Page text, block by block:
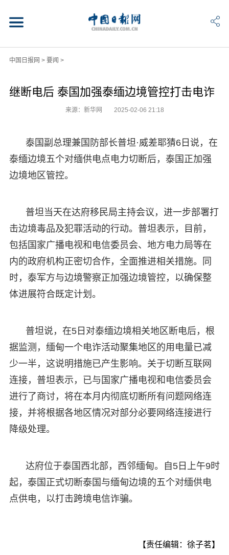
中国日报网 > 要闻 >
继断电后 泰国加强泰缅边境管控打击电诈
来源：新华网 2025-02-06 21:18
泰国副总理兼国防部长普坦·威差耶猜6日说，在
泰缅边境五个对缅供电点电力切断后，泰国正加强
边境地区管控。
普坦当天在达府移民局主持会议，进一步部署打
击边境毒品及犯罪活动的行动。普坦表示，目前，
包括国家广播电视和电信委员会、地方电力局等在
内的政府机构正密切合作，全面推进相关措施。同
时，泰军方与边境警察正加强边境管控，以确保整
体进展符合既定计划。
普坦说，在5日对泰缅边境相关地区断电后，根
据监测，缅甸一个电诈活动聚集地区的用电量已减
少一半，这说明措施已产生影响。关于切断互联网
连接，普坦表示，已与国家广播电视和电信委员会
进行了商讨，将在本月内彻底切断所有问题网络连
接，并将根据各地区情况对部分必要网络连接进行
降级处理。
达府位于泰国西北部，西邻缅甸。自5日上午9时
起，泰国正式切断泰国与缅甸边境的五个对缅供电
点供电，以打击跨境电信诈骗。
【责任编辑：徐子茗】